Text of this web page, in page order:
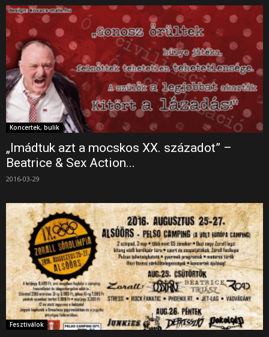
Koncertek, bulik
„Imádtuk azt a mocskos XX. századot” –
Beatrice & Sex Action...
2016-03-29
Fesztiválok